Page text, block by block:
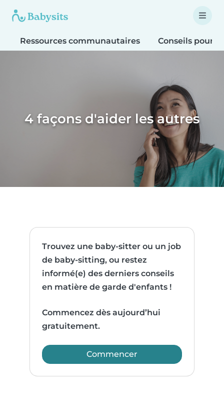
Ressources communautaires Conseils pour
4 façons d'aider les autres
Trouvez une baby-sitter ou un job
de baby-sitting, ou restez
informé(e) des derniers conseils
en matière de garde d'enfants !
Commencez dès aujourd’hui
gratuitement.
Commencer